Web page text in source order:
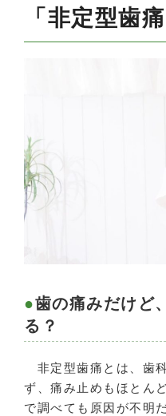
「非定型歯痛
歯の痛みだけど
る？
非定型歯痛とは、歯
ず、痛み止めもほとん
で調べても原因が不明